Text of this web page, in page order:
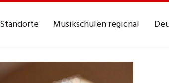
Standorte Musikschulen regional